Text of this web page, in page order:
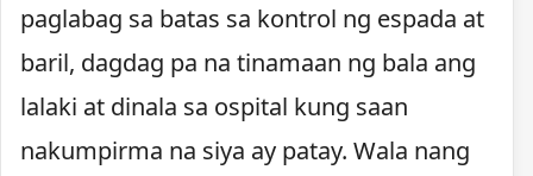
paglabag sa batas sa kontrol ng espada at
baril, dagdag pa na tinamaan ng bala ang
lalaki at dinala sa ospital kung saan
nakumpirma na siya ay patay. Wala nang